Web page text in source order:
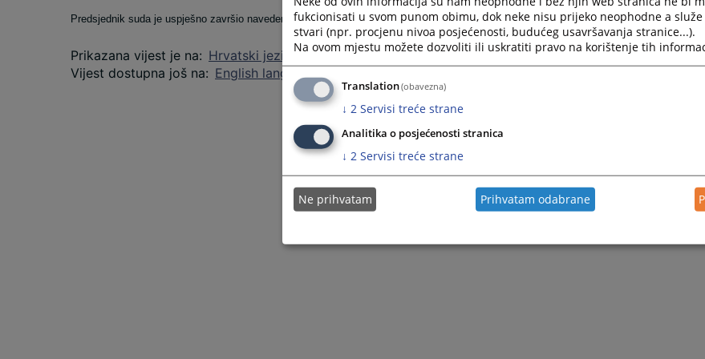
Predsjednik suda je uspješno završio navedeni tečaj, te mu je izdano uvjerenje.
Prikazana vijest je na: Hrvatski jezik
Vijest dostupna još na: English language
fukcionisati u svom punom obimu, dok neke nisu prijeko neophodne a
stvari (npr. procjenu nivoa posjećenosti, budućeg usavršavanja stranice...).
Na ovom mjestu možete dozvoliti ili uskratiti pravo na korištenje tih
Translation(obavezna)
↓ 2 Servisi treće strane
Analitika o posjećenosti stranica
↓ 2 Servisi treće strane
Ne prihvatam Prihvatam odabrane